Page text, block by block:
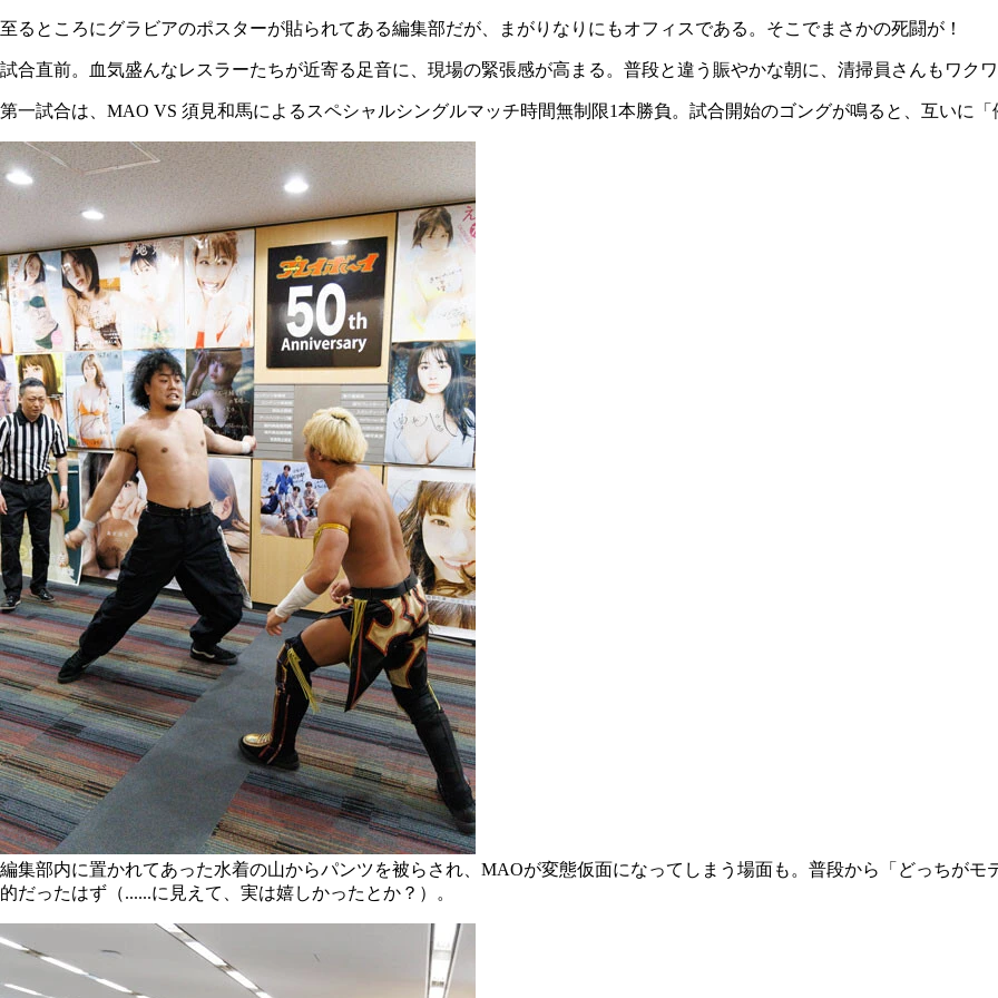
至るところにグラビアのポスターが貼られてある編集部だが、まがりなりにもオフィスである。そこでまさかの死闘が！
試合直前。血気盛んなレスラーたちが近寄る足音に、現場の緊張感が高まる。普段と違う賑やかな朝に、清掃員さんもワク
第一試合は、MAO VS 須見和馬によるスペシャルシングルマッチ時間無制限1本勝負。試合開始のゴングが鳴ると、互いに
編集部内に置かれてあった水着の山からパンツを被らされ、MAOが変態仮面になってしまう場面も。普段から「どっちが
的だったはず（......に見えて、実は嬉しかったとか？）。